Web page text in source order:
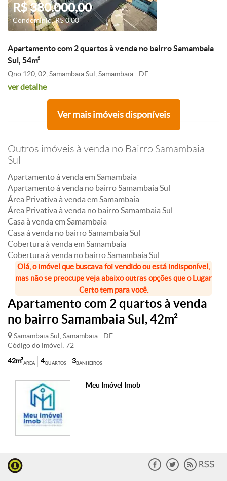
R$ 380.000,00
Condomínio: R$ 0,00
Apartamento com 2 quartos à venda no bairro Samambaia
Sul, 54m²
Qno 120, 02, Samambaia Sul, Samambaia - DF
ver detalhe
Ver mais imóveis disponíveis
Outros imóveis à venda no Bairro Samambaia
Sul
Apartamento à venda em Samambaia
Apartamento à venda no bairro Samambaia Sul
Área Privativa à venda em Samambaia
Área Privativa à venda no bairro Samambaia Sul
Casa à venda em Samambaia
Casa à venda no bairro Samambaia Sul
Cobertura à venda em Samambaia
Cobertura à venda no bairro Samambaia Sul
Olá, o imóvel que buscava foi vendido ou está indisponível,
mas não se preocupe veja abaixo outras opções que o Lugar
Certo tem para você.
Apartamento com 2 quartos à venda
no bairro Samambaia Sul, 42m²
Samambaia Sul, Samambaia - DF
Código do imóvel: 72
ÁREA
42m² QUARTOS
4 BANHEIROS
3
Meu Imóvel Imob